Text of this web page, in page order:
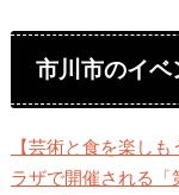
市川市のイベ
【芸術と食を楽し
ラザで開催される